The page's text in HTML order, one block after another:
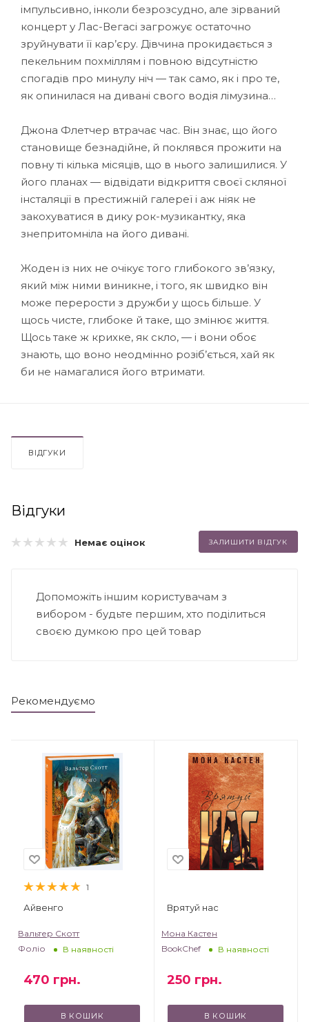
імпульсивно, інколи безрозсудно, але зірваний
концерт у Лас-Вегасі загрожує остаточно
зруйнувати її кар’єру. Дівчина прокидається з
пекельним похміллям і повною відсутністю
спогадів про минулу ніч — так само, як і про те,
як опинилася на дивані свого водія лімузина…
Джона Флетчер втрачає час. Він знає, що його
становище безнадійне, й поклявся прожити на
повну ті кілька місяців, що в нього залишилися. У
його планах — відвідати відкриття своєї скляної
інсталяції в престижній галереї і аж ніяк не
закохуватися в дику рок-музикантку, яка
знепритомніла на його дивані.
Жоден із них не очікує того глибокого зв’язку,
який між ними виникне, і того, як швидко він
може перерости з дружби у щось більше. У
щось чисте, глибоке й таке, що змінює життя.
Щось таке ж крихке, як скло, — і вони обоє
знають, що воно неодмінно розіб’ється, хай як
би не намагалися його втримати.
ВІДГУКИ
Відгуки
Немає оцінок ЗАЛИШИТИ ВІДГУК
Допоможіть іншим користувачам з
вибором - будьте першим, хто поділиться
своєю думкою про цей товар
Рекомендуємо
1
Айвенго
Вальтер Скотт
Фоліо
В наявності
470 грн.
В КОШИК
Врятуй нас
Мона Кастен
BookChef
В наявності
250 грн.
В КОШИК